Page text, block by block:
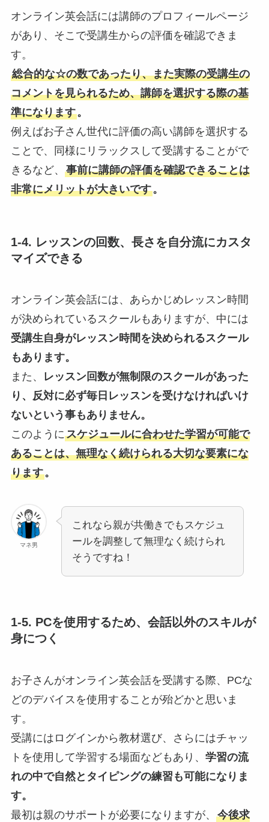
オンライン英会話には講師のプロフィールページ
があり、そこで受講生からの評価を確認できま
す。
総合的な☆の数であったり、また実際の受講生の
コメントを見られるため、講師を選択する際の基
準になります。
例えばお子さん世代に評価の高い講師を選択する
ことで、同様にリラックスして受講することがで
きるなど、 事前に講師の評価を確認できることは
非常にメリットが大きいです。
1-4. レッスンの回数、長さを自分流にカスタ
マイズできる
オンライン英会話には、あらかじめレッスン時間
が決められているスクールもありますが、中には
受講生自身がレッスン時間を決められるスクール
もあります。
また、
レッスン回数が無制限のスクールがあった
り、反対に必ず毎日レッスンを受けなければいけ
ないという事もありません。
このようにスケジュールに合わせた学習が可能で
あることは、無理なく続けられる大切な要素にな
ります。
マネ男
これなら親が共働きでもスケジュ
ールを調整して無理なく続けられ
そうですね！
1-5. PCを使用するため、会話以外のスキルが
身につく
お子さんがオンライン英会話を受講する際、PCな
どのデバイスを使用することが殆どかと思いま
す。
受講にはログインから教材選び、さらにはチャッ
トを使用して学習する場面などもあり、 学習の流
れの中で自然とタイピングの練習も可能になりま
す。
最初は親のサポートが必要になりますが、 今後求